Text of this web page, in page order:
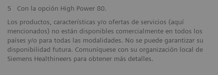
5
Con la opción High Power 80.
Los productos, características y/o ofertas de servicios (aquí
mencionados) no están disponibles comercialmente en todos los
países y/o para todas las modalidades. No se puede garantizar su
disponibilidad futura. Comuníquese con su organización local de
Siemens Healthineers para obtener más detalles.